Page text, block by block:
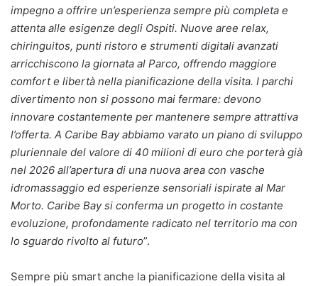
impegno a offrire un’esperienza sempre più completa e
attenta alle esigenze degli Ospiti. Nuove aree relax,
chiringuitos, punti ristoro e strumenti digitali avanzati
arricchiscono la giornata al Parco, offrendo maggiore
comfort e libertà nella pianificazione della visita. I parchi
divertimento non si possono mai fermare: devono
innovare costantemente per mantenere sempre attrattiva
l’offerta. A Caribe Bay abbiamo varato un piano di sviluppo
pluriennale del valore di 40 milioni di euro che porterà già
nel 2026 all’apertura di una nuova area con vasche
idromassaggio ed esperienze sensoriali ispirate al Mar
Morto. Caribe Bay si conferma un progetto in costante
evoluzione, profondamente radicato nel territorio ma con
lo sguardo rivolto al futuro”.
Sempre più smart anche la pianificazione della visita al